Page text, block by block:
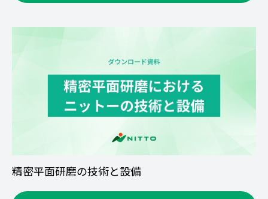
精密平面研磨の技術と設備